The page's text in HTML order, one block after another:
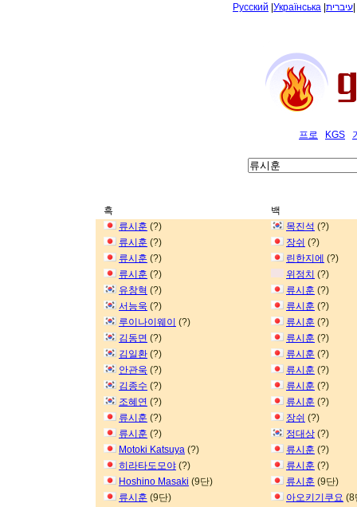
Русский Українська עיברית
프로 KGS
흑
백
류시훈 (?) 목진석 (?)
류시훈 (?) 장쉬 (?)
류시훈 (?) 린한지에 (?)
류시훈 (?) 위정치 (?)
유창혁 (?) 류시훈 (?)
서능욱 (?) 류시훈 (?)
루이나이웨이 (?) 류시훈 (?)
김동면 (?) 류시훈 (?)
김일환 (?) 류시훈 (?)
안관욱 (?) 류시훈 (?)
김종수 (?) 류시훈 (?)
조혜연 (?) 류시훈 (?)
류시훈 (?) 장쉬 (?)
류시훈 (?) 정대상 (?)
Motoki Katsuya (?) 류시훈 (?)
히라타도모야 (?) 류시훈 (?)
Hoshino Masaki (9단) 류시훈 (9단)
류시훈 (9단) 아오키기쿠요 (8